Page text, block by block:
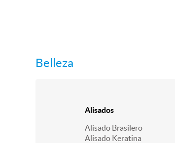
Belleza
Alisados
Alisado Brasilero
Alisado Keratina